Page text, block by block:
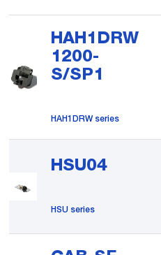
HAH1DRW
1200-
S/SP1
HAH1DRW series
HSU04
HSU series